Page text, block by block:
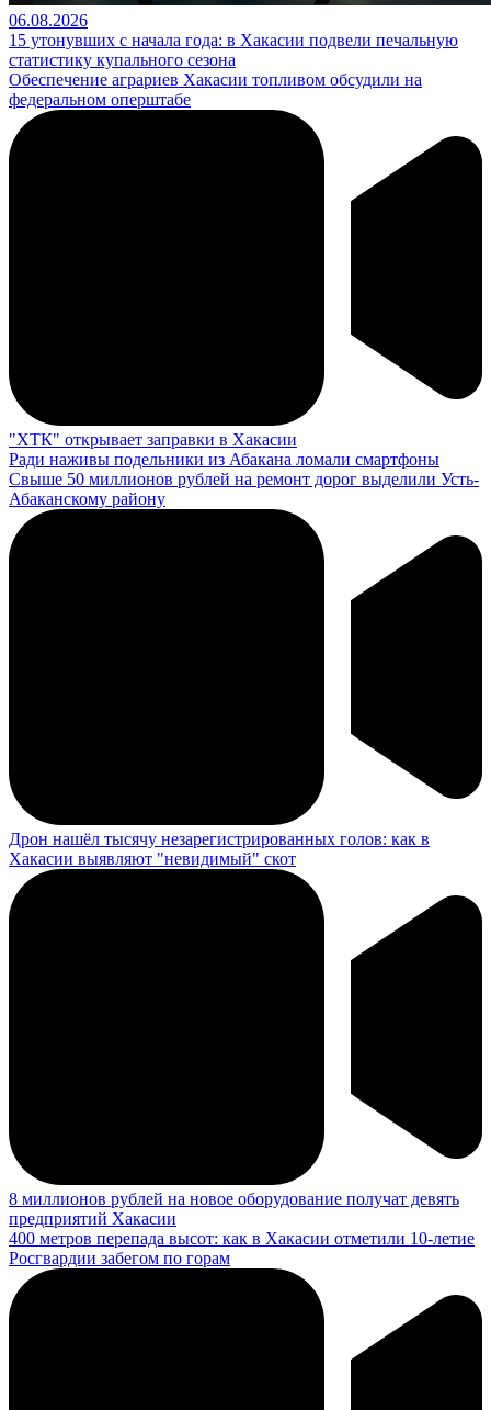
06.08.2026
15 утонувших с начала года: в Хакасии подвели печальную
статистику купального сезона
Обеспечение аграриев Хакасии топливом обсудили на
федеральном оперштабе
"ХТК" открывает заправки в Хакасии
Ради наживы подельники из Абакана ломали смартфоны
Свыше 50 миллионов рублей на ремонт дорог выделили Усть-
Абаканскому району
Дрон нашёл тысячу незарегистрированных голов: как в
Хакасии выявляют "невидимый" скот
8 миллионов рублей на новое оборудование получат девять
предприятий Хакасии
400 метров перепада высот: как в Хакасии отметили 10-летие
Росгвардии забегом по горам